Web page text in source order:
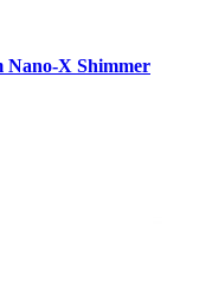
Nano-X Shimmer